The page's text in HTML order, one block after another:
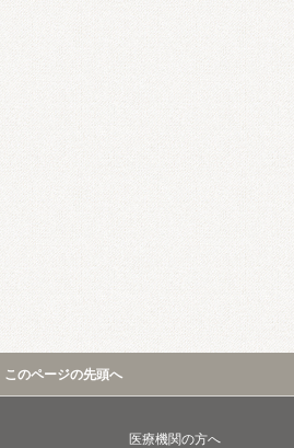
このページの先頭へ
医療機関の方へ